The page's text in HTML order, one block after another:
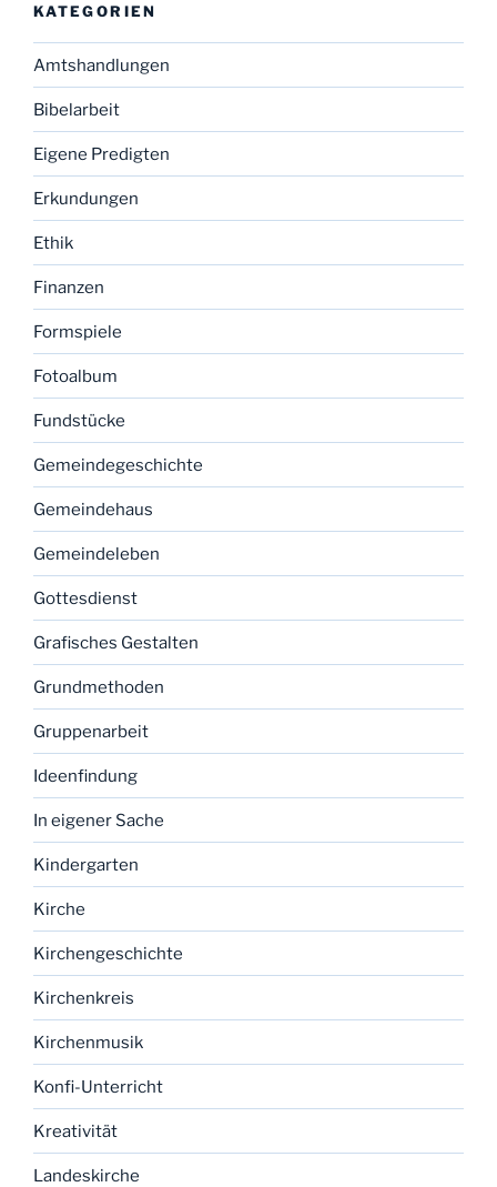
KATEGORIEN
Amtshandlungen
Bibelarbeit
Eigene Predigten
Erkundungen
Ethik
Finanzen
Formspiele
Fotoalbum
Fundstücke
Gemeindegeschichte
Gemeindehaus
Gemeindeleben
Gottesdienst
Grafisches Gestalten
Grundmethoden
Gruppenarbeit
Ideenfindung
In eigener Sache
Kindergarten
Kirche
Kirchengeschichte
Kirchenkreis
Kirchenmusik
Konfi-Unterricht
Kreativität
Landeskirche